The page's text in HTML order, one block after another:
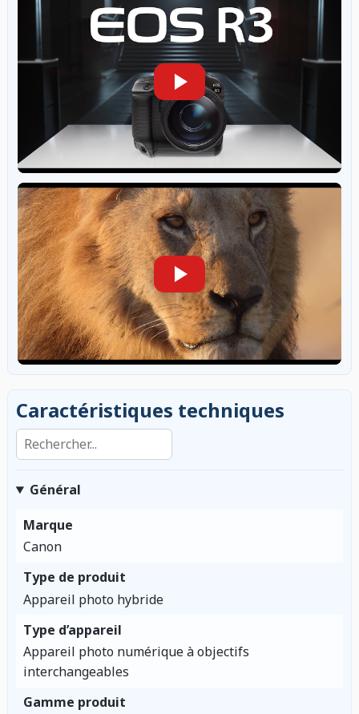
Caractéristiques techniques
Rechercher dans les caractéristiques
Général
Marque
Canon
Type de produit
Appareil photo hybride
Type d’appareil
Appareil photo numérique à objectifs
interchangeables
Gamme produit